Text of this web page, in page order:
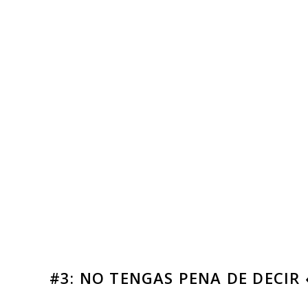
#3: NO TENGAS PENA DE DECIR